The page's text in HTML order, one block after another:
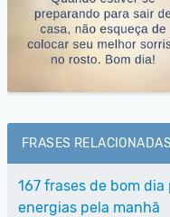
FRASES RELACIONADAS
167 frases de bom
energias pela manhã